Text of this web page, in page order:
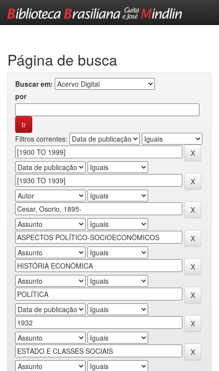
Página de busca
Buscar em:
por
Filtros correntes: